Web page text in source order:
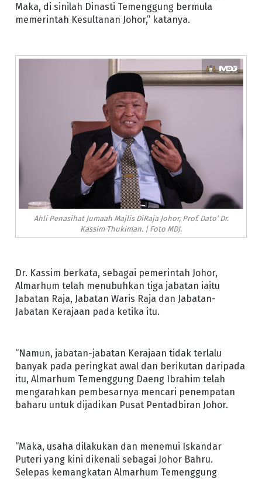
Maka, di sinilah Dinasti Temenggung bermula
memerintah Kesultanan Johor,” katanya.
Ahli Penasihat Jumaah Majlis DiRaja Johor, Prof. Dato’ Dr.
Kassim Thukiman. | Foto MDJ.
Dr. Kassim berkata, sebagai pemerintah Johor,
Almarhum telah menubuhkan tiga jabatan iaitu
Jabatan Raja, Jabatan Waris Raja dan Jabatan-
Jabatan Kerajaan pada ketika itu.
“Namun, jabatan-jabatan Kerajaan tidak terlalu
banyak pada peringkat awal dan berikutan daripada
itu, Almarhum Temenggung Daeng Ibrahim telah
mengarahkan pembesarnya mencari penempatan
baharu untuk dijadikan Pusat Pentadbiran Johor.
“Maka, usaha dilakukan dan menemui Iskandar
Puteri yang kini dikenali sebagai Johor Bahru.
Selepas kemangkatan Almarhum Temenggung